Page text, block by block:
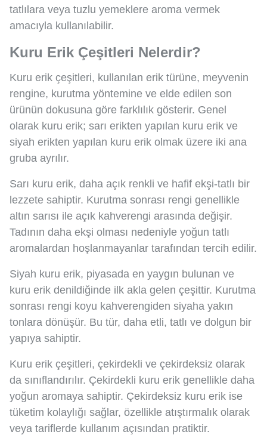
tatlılara veya tuzlu yemeklere aroma vermek
amacıyla kullanılabilir.
Kuru Erik Çeşitleri Nelerdir?
Kuru erik çeşitleri, kullanılan erik türüne, meyvenin
rengine, kurutma yöntemine ve elde edilen son
ürünün dokusuna göre farklılık gösterir. Genel
olarak kuru erik; sarı erikten yapılan kuru erik ve
siyah erikten yapılan kuru erik olmak üzere iki ana
gruba ayrılır.
Sarı kuru erik, daha açık renkli ve hafif ekşi-tatlı bir
lezzete sahiptir. Kurutma sonrası rengi genellikle
altın sarısı ile açık kahverengi arasında değişir.
Tadının daha ekşi olması nedeniyle yoğun tatlı
aromalardan hoşlanmayanlar tarafından tercih edilir.
Siyah kuru erik, piyasada en yaygın bulunan ve
kuru erik denildiğinde ilk akla gelen çeşittir. Kurutma
sonrası rengi koyu kahverengiden siyaha yakın
tonlara dönüşür. Bu tür, daha etli, tatlı ve dolgun bir
yapıya sahiptir.
Kuru erik çeşitleri, çekirdekli ve çekirdeksiz olarak
da sınıflandırılır. Çekirdekli kuru erik genellikle daha
yoğun aromaya sahiptir. Çekirdeksiz kuru erik ise
tüketim kolaylığı sağlar, özellikle atıştırmalık olarak
veya tariflerde kullanım açısından pratiktir.